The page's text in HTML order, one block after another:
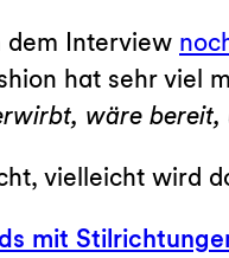
dem Interview
hat sehr viel
wäre
vielleicht wird
mit